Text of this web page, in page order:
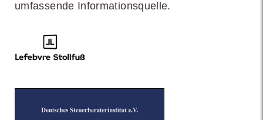
umfassende Informationsquelle.